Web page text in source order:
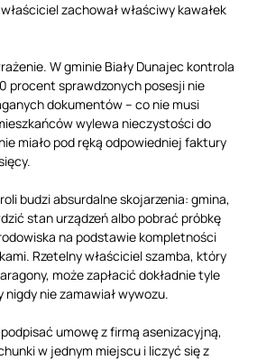
zachował właściwy kawałek
W gminie Biały Dunajec kontrola
procent sprawdzonych posesji nie
dokumentów – co nie musi
wylewa nieczystości do
miało pod ręką odpowiedniej faktury
budzi absurdalne skojarzenia: gmina,
stan urządzeń albo pobrać próbkę
na podstawie kompletności
Rzetelny właściciel szamba, który
może zapłacić dokładnie tyle
nie zamawiał wywozu.
umowę z firmą asenizacyjną,
w jednym miejscu i liczyć się z